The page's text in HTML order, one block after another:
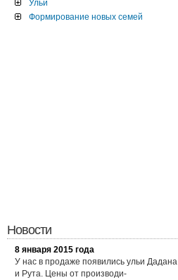
Ульи
Формирование новых семей
Новости
8 января 2015 года
У нас в продаже появились ульи Дадана
и Рута. Цены от производи-